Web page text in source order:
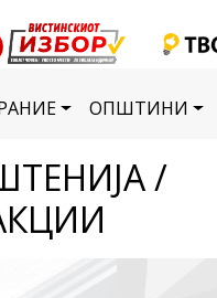
ОПШТИНИ
/